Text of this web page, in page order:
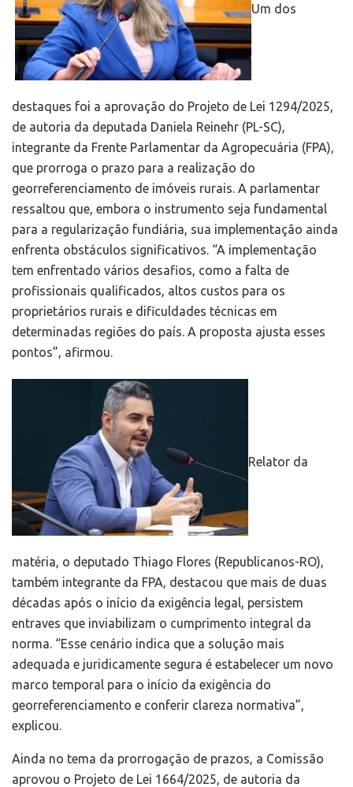
Um dos
destaques foi a aprovação do Projeto de Lei 1294/2025,
de autoria da deputada Daniela Reinehr (PL-SC),
integrante da Frente Parlamentar da Agropecuária (FPA),
que prorroga o prazo para a realização do
georreferenciamento de imóveis rurais. A parlamentar
ressaltou que, embora o instrumento seja fundamental
para a regularização fundiária, sua implementação ainda
enfrenta obstáculos significativos. “A implementação
tem enfrentado vários desafios, como a falta de
profissionais qualificados, altos custos para os
proprietários rurais e dificuldades técnicas em
determinadas regiões do país. A proposta ajusta esses
pontos”, afirmou.
Relator da
matéria, o deputado Thiago Flores (Republicanos-RO),
também integrante da FPA, destacou que mais de duas
décadas após o início da exigência legal, persistem
entraves que inviabilizam o cumprimento integral da
norma. “Esse cenário indica que a solução mais
adequada e juridicamente segura é estabelecer um novo
marco temporal para o início da exigência do
georreferenciamento e conferir clareza normativa”,
explicou.
Ainda no tema da prorrogação de prazos, a Comissão
aprovou o Projeto de Lei 1664/2025, de autoria da